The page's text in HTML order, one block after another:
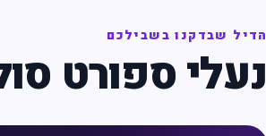
הדיל שבדקנו בשבילכם
נעלי ספורט